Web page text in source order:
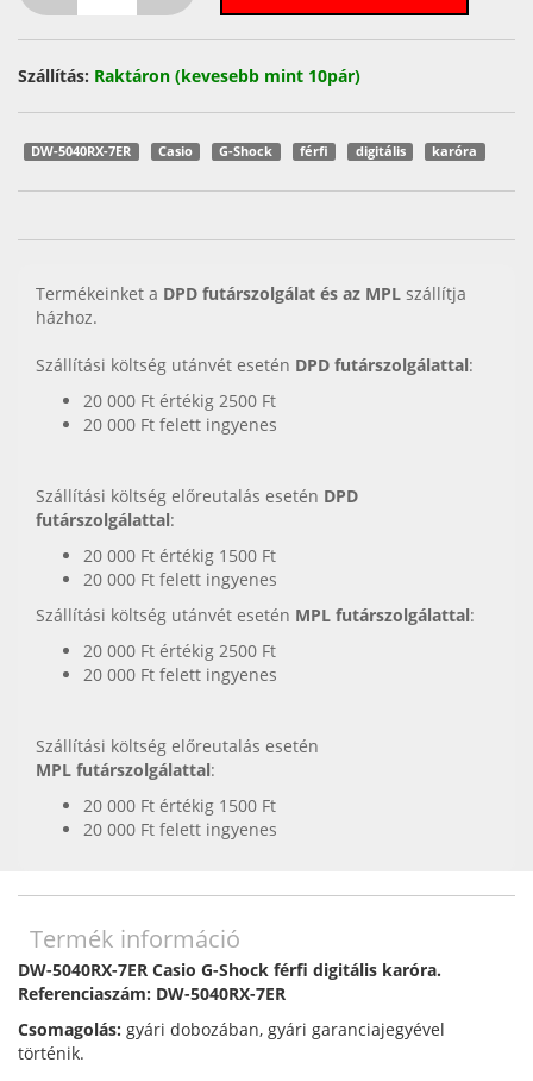
Szállítás: Raktáron (kevesebb mint 10pár)
DW-5040RX-7ER Casio G-Shock férfi digitális karóra
Termékeinket a DPD futárszolgálat és az MPL szállítja
házhoz.
Szállítási költség utánvét esetén DPD futárszolgálattal:
20 000 Ft értékig 2500 Ft
20 000 Ft felett ingyenes
Szállítási költség előreutalás esetén DPD
futárszolgálattal:
20 000 Ft értékig 1500 Ft
20 000 Ft felett ingyenes
Szállítási költség utánvét esetén MPL futárszolgálattal:
20 000 Ft értékig 2500 Ft
20 000 Ft felett ingyenes
Szállítási költség előreutalás esetén
MPL futárszolgálattal:
20 000 Ft értékig 1500 Ft
20 000 Ft felett ingyenes
Termék információ
DW-5040RX-7ER Casio G-Shock férfi digitális karóra.
Referenciaszám: DW-5040RX-7ER
Csomagolás: gyári dobozában, gyári garanciajegyével
történik.